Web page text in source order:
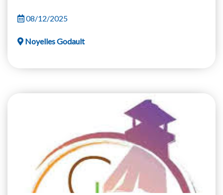
08/12/2025
Noyelles Godault